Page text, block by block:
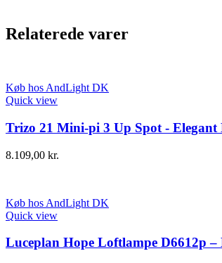
Relaterede varer
Køb hos AndLight DK
Quick view
Trizo 21 Mini-pi 3 Up Spot -
8.109,00 kr.
Køb hos AndLight DK
Quick view
Luceplan Hope Loftlampe D6612p –